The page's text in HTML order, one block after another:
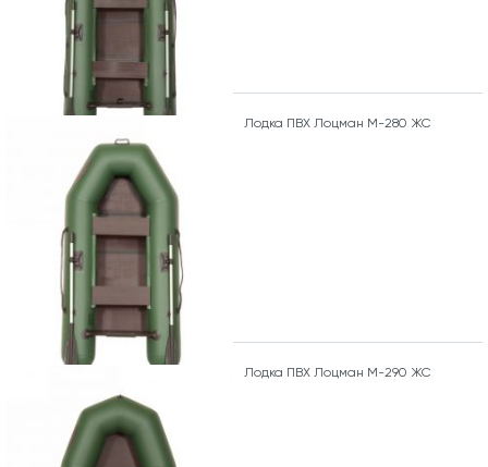
Лодка ПВХ Лоцман М-280 ЖС
Лодка ПВХ Лоцман М-290 ЖС